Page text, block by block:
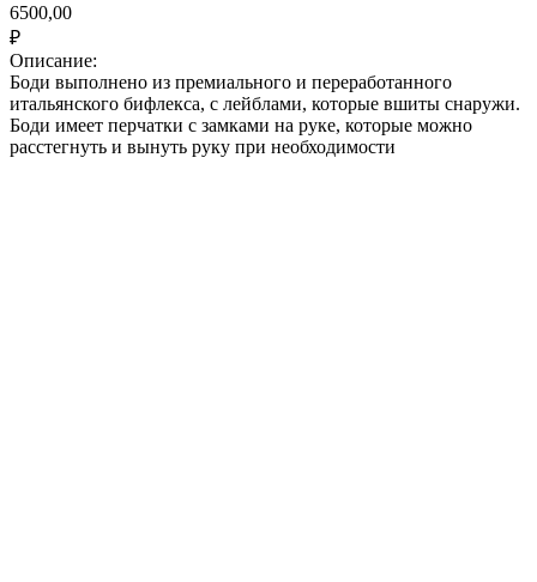
6500,00
₽
Описание:
Боди выполнено из премиального и переработанного
итальянского бифлекса, с лейблами, которые вшиты снаружи.
Боди имеет перчатки с замками на руке, которые можно
расстегнуть и вынуть руку при необходимости